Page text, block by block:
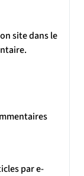
site dans le
par e-